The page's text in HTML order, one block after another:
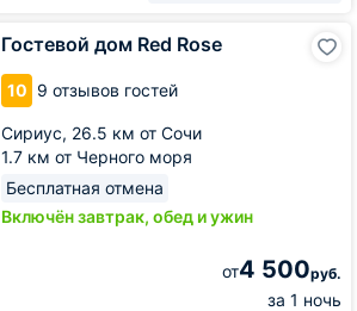
Гостевой дом Red Rose
10 9 отзывов гостей
Сириус, 26.5 км от Сочи
1.7 км от Черного моря
Бесплатная отмена
Включён завтрак, обед и ужин
от4 500руб.
за 1 ночь